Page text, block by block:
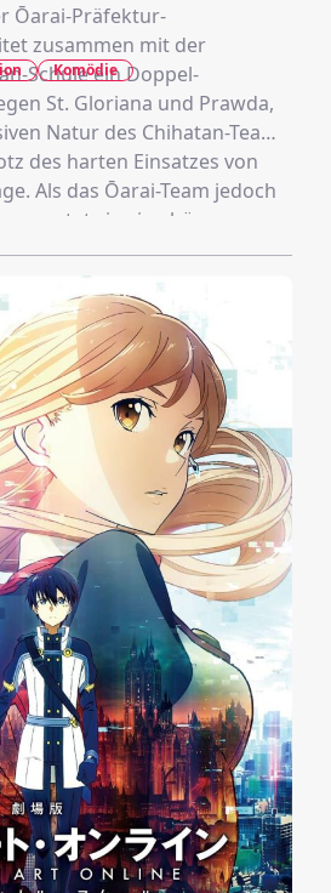
Ōarai-Präfektur-
zusammen mit der
Schule ein Doppel-
St. Gloriana und Prawda,
Natur des Chihatan-Teams
des harten Einsatzes von
Als das Ōarai-Team jedoch
erwartet sie eine böse
Sieges im 63. Senshadō-
Bildungsministerium
die Schule zu
werden somit gezwungen,
am nächsten Morgen ihr
Ōarai zu verlassen.
Komödie